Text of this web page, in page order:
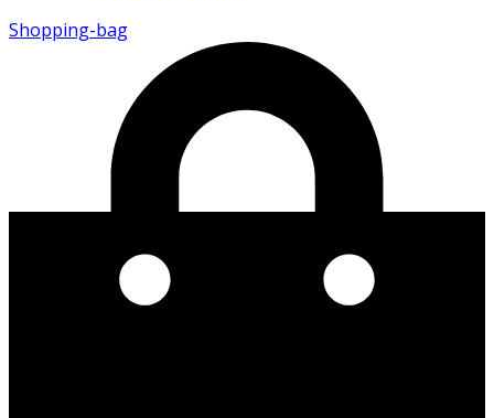
Shopping-bag